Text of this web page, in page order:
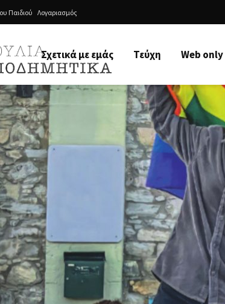
Παιδιού Λογαριασμός
Σχετικά με εμάς Τεύχη Web only